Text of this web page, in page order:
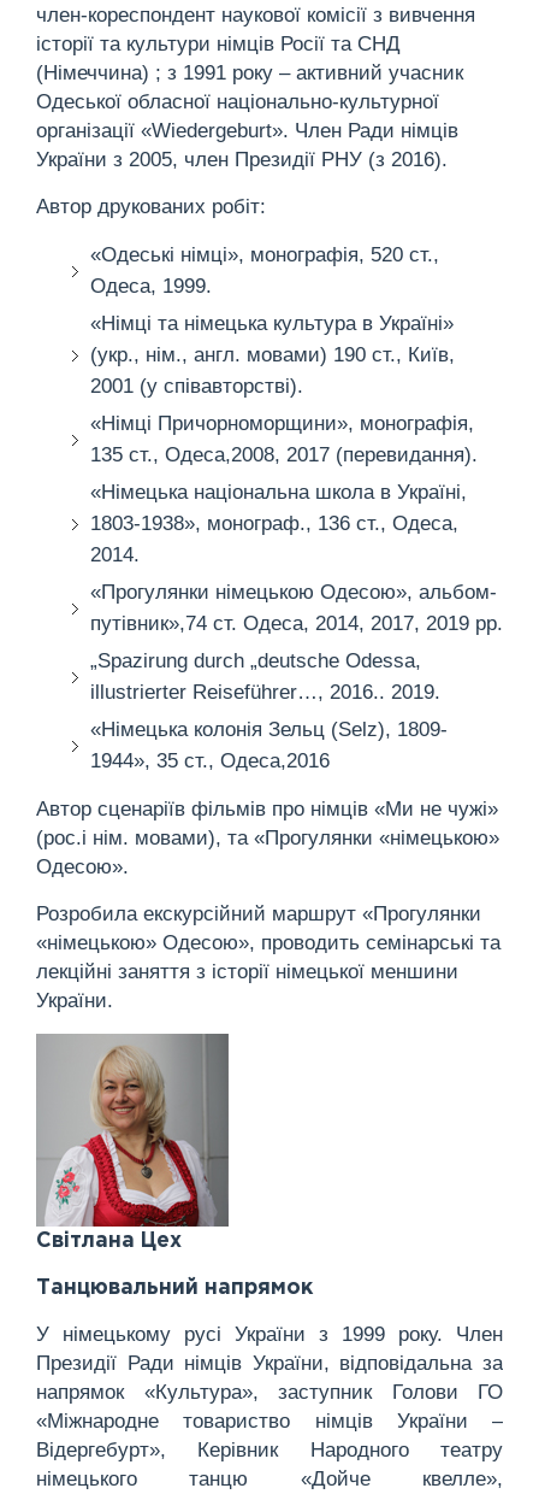
член-кореспондент наукової комісії з вивчення
історії та культури німців Росії та СНД
(Німеччина) ; з 1991 року – активний учасник
Одеської обласної національно-культурної
організації «Wiedergeburt». Член Ради німців
України з 2005, член Президії РНУ (з 2016).
Автор друкованих робіт:
«Одеські німці», монографія, 520 ст.,
Одеса, 1999.
«Німці та німецька культура в Україні»
(укр., нім., англ. мовами) 190 ст., Київ,
2001 (у співавторстві).
«Німці Причорноморщини», монографія,
135 ст., Одеса,2008, 2017 (перевидання).
«Німецька національна школа в Україні,
1803-1938», монограф., 136 ст., Одеса,
2014.
«Прогулянки німецькою Одесою», альбом-
путівник»,74 ст. Одеса, 2014, 2017, 2019 рр.
„Spazirung durch „deutsche Odessa,
illustrierter Reiseführer…, 2016.. 2019.
«Німецька колонія Зельц (Selz), 1809-
1944», 35 ст., Одеса,2016
Автор сценаріїв фільмів про німців «Ми не чужі»
(рос.і нім. мовами), та «Прогулянки «німецькою»
Одесою».
Розробила екскурсійний маршрут «Прогулянки
«німецькою» Одесою», проводить семінарські та
лекційні заняття з історії німецької меншини
України.
Світлана Цех
Танцювальний напрямок
У німецькому русі України з 1999 року. Член
Президії Ради німців України, відповідальна за
напрямок «Культура», заступник Голови ГО
«Міжнародне товариство німців України –
Відергебурт», Керівник Народного театру
німецького танцю «Дойче квелле»,